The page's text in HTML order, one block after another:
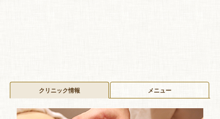
クリニック情報 メニュー